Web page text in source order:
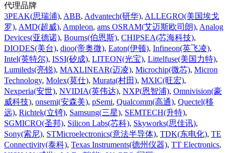
代理品牌
3PEAK(思瑞浦), ABB, Advantech(研华), ALLEGRO(美国埃戈
罗), AMD(超威), Ampleon, ams OSRAM(艾迈斯欧司朗), Analog
Devices(亚德诺), Bourns(伯恩斯), CHIPSEA(芯海科技),
DIODES(美台), dioo(帝奥微), Eaton(伊顿), Infineon(英飞凌),
Intel(英特尔), ISSI(矽成), LITEON(光宝), Littelfuse(美国力特),
Lumileds(亮锐), MAXLINEAR(迈凌), Microchip(微芯), Micron
Technology, Molex(莫仕), Murata(村田), MXIC(旺宏),
Nexperia(安世), NVIDIA(英伟达), NXP(恩智浦), Omnivision(豪
威科技), onsemi(安森美), pSemi, Qualcomm(高通), Quectel(移
远), Richtek(立锜), Samsung(三星), SEMTECH(升特),
SGMICRO(圣邦), Silicon Labs(芯科), Skyworks(思佳讯),
Sony(索尼), STMicroelectronics(意法半导体), TDK(东电化), TE
Connectivity(泰科), Texas Instruments(德州仪器), TT Electronics,